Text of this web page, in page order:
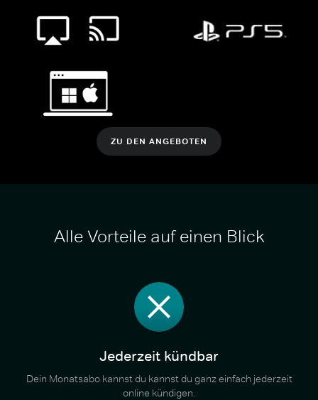
ZU DEN ANGEBOTEN
Alle Vorteile auf einen Blick
Jederzeit kündbar
Dein Monatsabo kannst du kannst du ganz einfach jederzeit
online kündigen.